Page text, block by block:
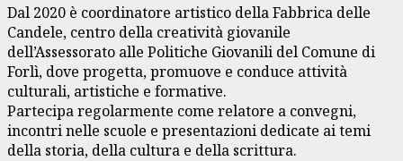
Dal 2020 è coordinatore artistico della Fabbrica delle
Candele, centro della creatività giovanile
dell’Assessorato alle Politiche Giovanili del Comune di
Forlì, dove progetta, promuove e conduce attività
culturali, artistiche e formative.
Partecipa regolarmente come relatore a convegni,
incontri nelle scuole e presentazioni dedicate ai temi
della storia, della cultura e della scrittura.